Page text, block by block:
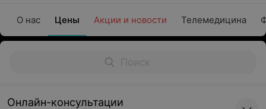
О нас Цены Акции и новости Телемедицина
Онлайн-консультации